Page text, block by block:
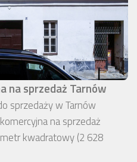
na sprzedaż Tarnów
sprzedaży w Tarnów
na sprzedaż
kwadratowy (2 628